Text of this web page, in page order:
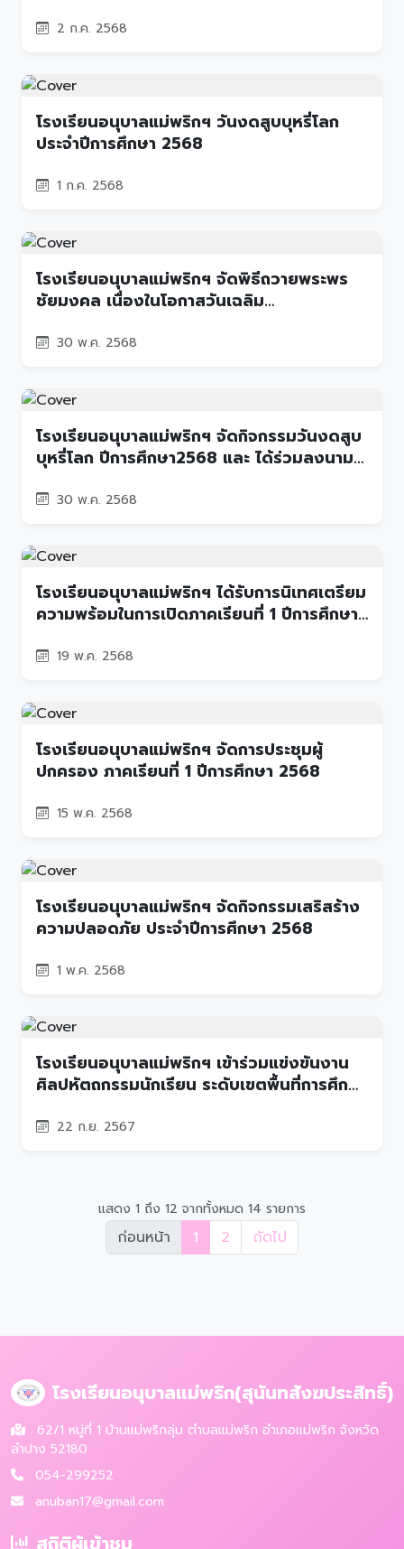
วันคล้ายวันสถาปนาลูกเสือแห่งชาติ ประจำปี
2 ก.ค. 2568
โรงเรียนอนุบาลแม่พริกฯ วันงดสูบบุหรี่โลก
ประจำปีการศึกษา 2568
1 ก.ค. 2568
โรงเรียนอนุบาลแม่พริกฯ จัดพิธีถวายพระพร
ชัยมงคล เนื่องในโอกาสวันเฉลิม
สุธาพิมลลักษณพระบนมราชินี
30 พ.ค. 2568
โรงเรียนอนุบาลแม่พริกฯ จัดกิจกรรมวันงดสูบ
บุหรี่โลก ปีการศึกษา2568 และ ได้ร่วมลงนาม
การสนับสนุนงานควบคุมการบริโภคผลิตภัณฑ์
30 พ.ค. 2568
โรงเรียนอนุบาลแม่พริกฯ ได้รับการนิเทศเตรียม
ความพร้อมในการเปิดภาคเรียนที่ 1 ปีการศึกษา
19 พ.ค. 2568
โรงเรียนอนุบาลแม่พริกฯ จัดการประชุมผู้
ปกครอง ภาคเรียนที่ 1 ปีการศึกษา 2568
15 พ.ค. 2568
โรงเรียนอนุบาลแม่พริกฯ จัดกิจกรรมเสริสร้าง
ความปลอดภัย ประจำปีการศึกษา 2568
1 พ.ค. 2568
โรงเรียนอนุบาลแม่พริกฯ เข้าร่วมแข่งขันงาน
ศิลปหัตถกรรมนักเรียน ระดับเขตพื้นที่การศึกษา
22 ก.ย. 2567
แสดง 1 ถึง 12 จากทั้งหมด 14 รายการ
ก่อนหน้า 1 2 ถัดไป
โรงเรียนอนุบาลแม่พริก(สุนันทสังฆประสิทธิ์)
62/1 หมู่ที่ 1 บ้านแม่พริกลุ่ม ตำบลแม่พริก อำเภอแม่พริก จังหวัด
ลำปาง 52180
054-299252
anuban17@gmail.com
สถิติผู้เข้าชม